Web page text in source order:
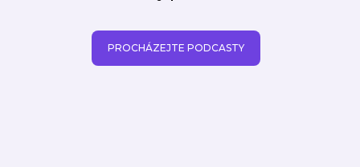
PROCHÁZEJTE PODCASTY